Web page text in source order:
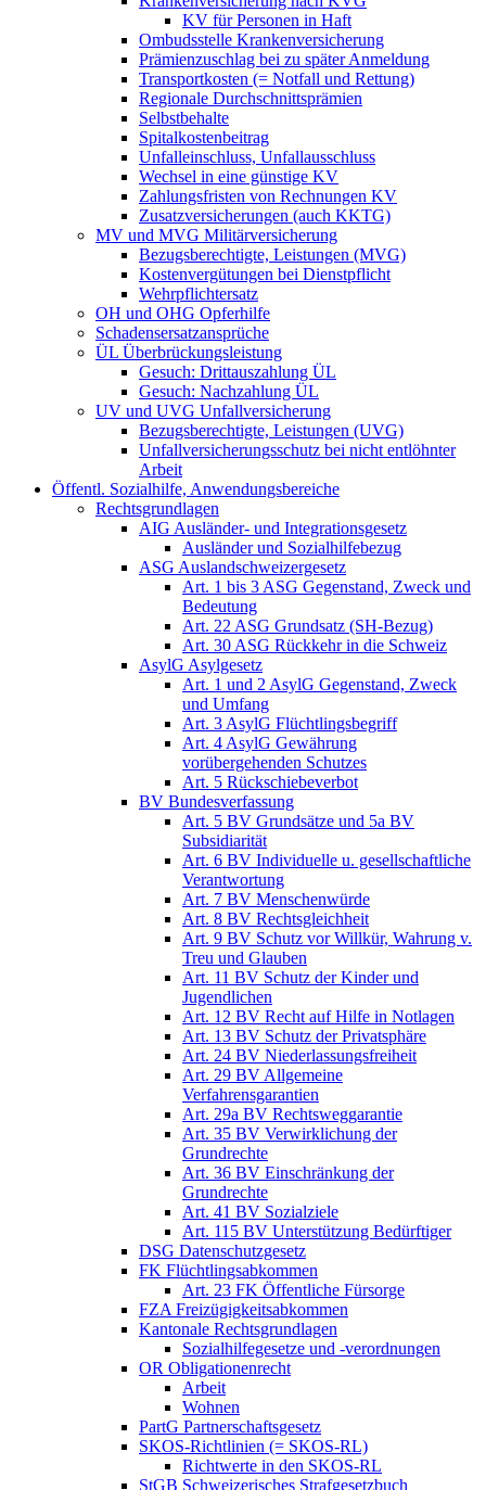
KV für Personen in Haft
Ombudsstelle Krankenversicherung
Prämienzuschlag bei zu später Anmeldung
Transportkosten (= Notfall und Rettung)
Regionale Durchschnittsprämien
Selbstbehalte
Spitalkostenbeitrag
Unfalleinschluss, Unfallausschluss
Wechsel in eine günstige KV
Zahlungsfristen von Rechnungen KV
Zusatzversicherungen (auch KKTG)
MV und MVG Militärversicherung
Bezugsberechtigte, Leistungen (MVG)
Kostenvergütungen bei Dienstpflicht
Wehrpflichtersatz
OH und OHG Opferhilfe
Schadensersatzansprüche
ÜL Überbrückungsleistung
Gesuch: Drittauszahlung ÜL
Gesuch: Nachzahlung ÜL
UV und UVG Unfallversicherung
Bezugsberechtigte, Leistungen (UVG)
Unfallversicherungsschutz bei nicht entlöhnter
Arbeit
Öffentl. Sozialhilfe, Anwendungsbereiche
Rechtsgrundlagen
AIG Ausländer- und Integrationsgesetz
Ausländer und Sozialhilfebezug
ASG Auslandschweizergesetz
Art. 1 bis 3 ASG Gegenstand, Zweck und
Bedeutung
Art. 22 ASG Grundsatz (SH-Bezug)
Art. 30 ASG Rückkehr in die Schweiz
AsylG Asylgesetz
Art. 1 und 2 AsylG Gegenstand, Zweck
und Umfang
Art. 3 AsylG Flüchtlingsbegriff
Art. 4 AsylG Gewährung
vorübergehenden Schutzes
Art. 5 Rückschiebeverbot
BV Bundesverfassung
Art. 5 BV Grundsätze und 5a BV
Subsidiarität
Art. 6 BV Individuelle u. gesellschaftliche
Verantwortung
Art. 7 BV Menschenwürde
Art. 8 BV Rechtsgleichheit
Art. 9 BV Schutz vor Willkür, Wahrung v.
Treu und Glauben
Art. 11 BV Schutz der Kinder und
Jugendlichen
Art. 12 BV Recht auf Hilfe in Notlagen
Art. 13 BV Schutz der Privatsphäre
Art. 24 BV Niederlassungsfreiheit
Art. 29 BV Allgemeine
Verfahrensgarantien
Art. 29a BV Rechtsweggarantie
Art. 35 BV Verwirklichung der
Grundrechte
Art. 36 BV Einschränkung der
Grundrechte
Art. 41 BV Sozialziele
Art. 115 BV Unterstützung Bedürftiger
DSG Datenschutzgesetz
FK Flüchtlingsabkommen
Art. 23 FK Öffentliche Fürsorge
FZA Freizügigkeitsabkommen
Kantonale Rechtsgrundlagen
Sozialhilfegesetze und -verordnungen
OR Obligationenrecht
Arbeit
Wohnen
PartG Partnerschaftsgesetz
SKOS-Richtlinien (= SKOS-RL)
Richtwerte in den SKOS-RL
StGB Schweizerisches Strafgesetzbuch